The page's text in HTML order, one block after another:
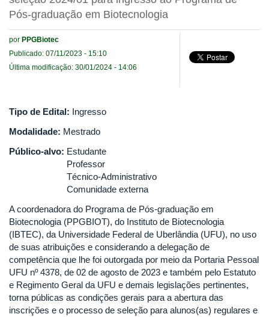
Pós-graduação em Biotecnologia
por PPGBiotec
Publicado: 07/11/2023 - 15:10
Última modificação: 30/01/2024 - 14:06
Tipo de Edital: Ingresso
Modalidade: Mestrado
Público-alvo: Estudante
Professor
Técnico-Administrativo
Comunidade externa
A coordenadora do Programa de Pós-graduação em
Biotecnologia (PPGBIOT), do Instituto de Biotecnologia
(IBTEC), da Universidade Federal de Uberlândia (UFU), no uso
de suas atribuições e considerando a delegação de
competência que lhe foi outorgada por meio da Portaria Pessoal
UFU nº 4378, de 02 de agosto de 2023 e também pelo Estatuto
e Regimento Geral da UFU e demais legislações pertinentes,
torna públicas as condições gerais para a abertura das
inscrições e o processo de seleção para alunos(as) regulares e